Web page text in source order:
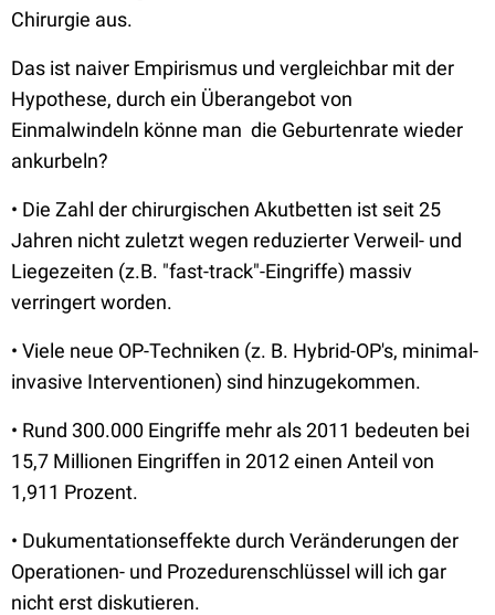
Chirurgie aus.
Das ist naiver Empirismus und vergleichbar mit der
Hypothese, durch ein Überangebot von
Einmalwindeln könne man die Geburtenrate wieder
ankurbeln?
• Die Zahl der chirurgischen Akutbetten ist seit 25
Jahren nicht zuletzt wegen reduzierter Verweil- und
Liegezeiten (z.B. "fast-track"-Eingriffe) massiv
verringert worden.
• Viele neue OP-Techniken (z. B. Hybrid-OP's, minimal-
invasive Interventionen) sind hinzugekommen.
• Rund 300.000 Eingriffe mehr als 2011 bedeuten bei
15,7 Millionen Eingriffen in 2012 einen Anteil von
1,911 Prozent.
• Dukumentationseffekte durch Veränderungen der
Operationen- und Prozedurenschlüssel will ich gar
nicht erst diskutieren.